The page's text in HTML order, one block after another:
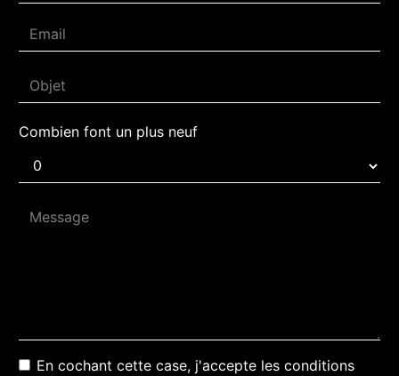
Combien font un plus neuf
En cochant cette case, j'accepte les conditions